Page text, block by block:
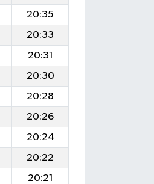
20:35
20:33
20:31
20:30
20:28
20:26
20:24
20:22
20:21